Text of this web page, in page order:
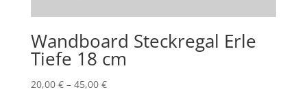
Wandboard Steckregal Erle
Tiefe 18 cm
20,00 €– 45,00 €